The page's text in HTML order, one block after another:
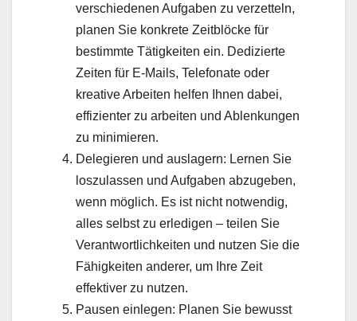
verschiedenen Aufgaben zu verzetteln,
planen Sie konkrete Zeitblöcke für
bestimmte Tätigkeiten ein. Dedizierte
Zeiten für E-Mails, Telefonate oder
kreative Arbeiten helfen Ihnen dabei,
effizienter zu arbeiten und Ablenkungen
zu minimieren.
Delegieren und auslagern: Lernen Sie
loszulassen und Aufgaben abzugeben,
wenn möglich. Es ist nicht notwendig,
alles selbst zu erledigen – teilen Sie
Verantwortlichkeiten und nutzen Sie die
Fähigkeiten anderer, um Ihre Zeit
effektiver zu nutzen.
Pausen einlegen: Planen Sie bewusst